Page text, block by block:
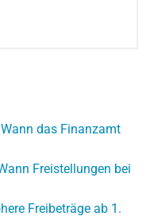
das Finanzamt
Freistellungen bei
Freibeträge ab 1.